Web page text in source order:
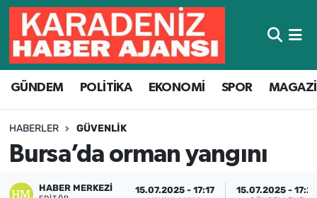
GÜNDEM POLİTİKA EKONOMİ SPOR
HABERLER GÜVENLIK
Bursa’da orman yangını
HABER MERKEZI 15.07.2025 - 17:17 15.07.2025 -
Hava Durumu
Trafik Durumu
Süper Lig Puan Durumu ve Fikstür
Tüm Manşetler